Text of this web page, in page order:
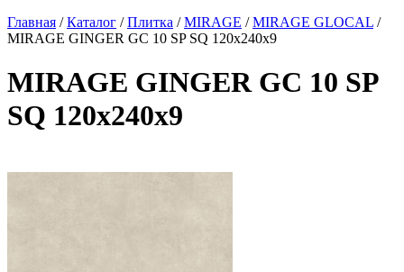
Главная /Каталог /Плитка /MIRAGE /MIRAGE GLOCAL /
MIRAGE GINGER GC 10 SP SQ 120х240х9
MIRAGE GINGER GC 10 SP
SQ 120х240х9